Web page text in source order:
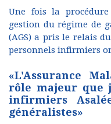
Une fois la procédure
gestion du régime de
(AGS) a pris le relais
personnels infirmiers
«L'Assurance
rôle majeur que
infirmiers
généralistes»